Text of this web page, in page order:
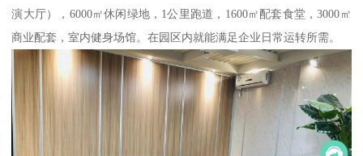
演大厅），6000㎡休闲绿地，1公里跑道，1600㎡配套食堂，3000㎡
商业配套，室内健身场馆。在园区内就能满足企业日常运转所需。